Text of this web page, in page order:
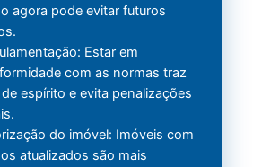
agora pode evitar futuros
Estar em
com as normas traz
espírito e evita penalizações
do imóvel: Imóveis com
atualizados são mais